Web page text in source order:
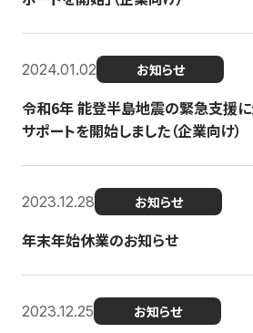
2024.01.02 お知らせ
令和6年 能登半島地震の緊急支援
サポートを開始しました（企業向け）
2023.12.28 お知らせ
年末年始休業のお知らせ
2023.12.25 お知らせ